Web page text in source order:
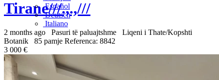
Español
Deutsch
Italiano
Tirane///.,.,///
2 months ago Pasuri të paluajtshme
Liqeni i Thate/Kopshti
Botanik
85 pamje Referenca: 8842
3 000 €